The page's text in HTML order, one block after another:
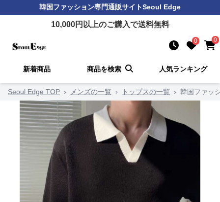
韓国ファッション専門通販サイトSeoul Edge
10,000円以上のご購入で送料無料
0 0
新着商品 商品を検索 人気ランキング
Seoul Edge TOP › メンズの一覧 › トップスの一覧 › 韓国ファッ